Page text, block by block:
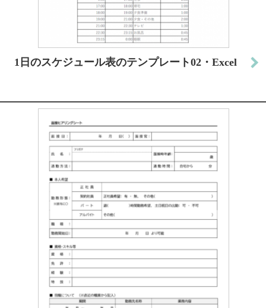
1日のスケジュール表のテンプレート02・Excel